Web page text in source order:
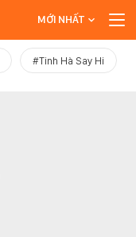
MỚI NHẤT
#Tinh Hà Say Hi